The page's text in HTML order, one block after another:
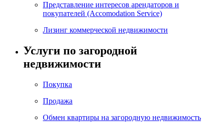
Представление интересов арендаторов и
покупателей (Accomodation Service)
Лизинг коммерческой недвижимости
Услуги по загородной
недвижимости
Покупка
Продажа
Обмен квартиры на загородную недвижимость